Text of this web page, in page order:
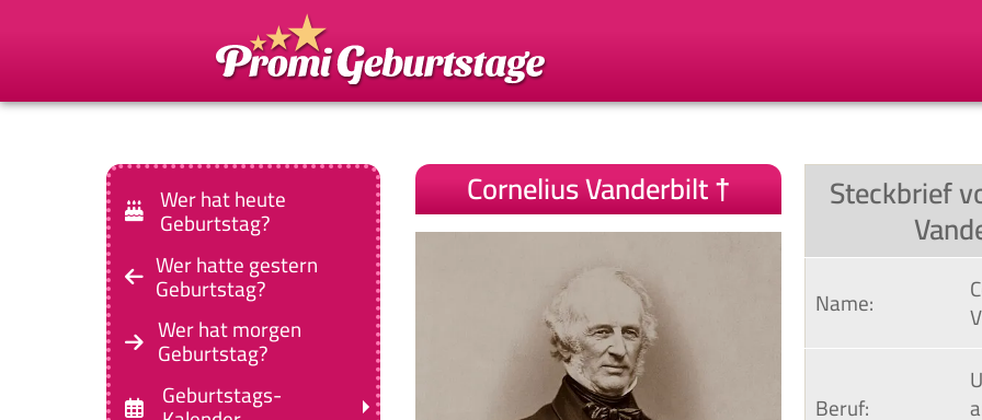
Wer hat heute
Geburtstag?
Wer hatte gestern
Geburtstag?
Wer hat morgen
Geburtstag?
Geburtstags-
Cornelius Vanderbilt † Steckbrief
Name:
Beruf: